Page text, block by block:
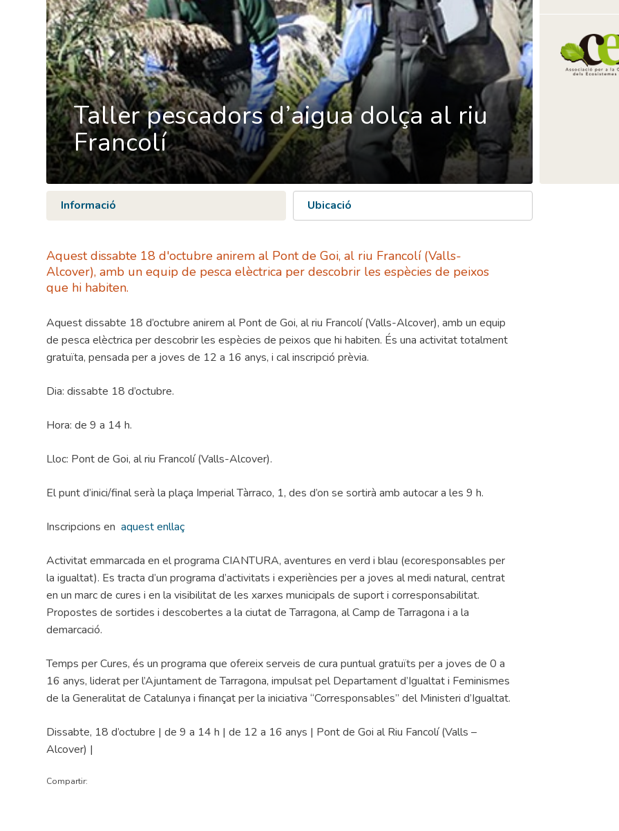
Taller pescadors d’aigua dolça al riu
Francolí
Informació Ubicació
Aquest dissabte 18 d'octubre anirem al Pont de Goi, al riu Francolí (Valls-
Alcover), amb un equip de pesca elèctrica per descobrir les espècies de peixos
que hi habiten.
Aquest dissabte 18 d’octubre anirem al Pont de Goi, al riu Francolí (Valls-Alcover), amb un equip
de pesca elèctrica per descobrir les espècies de peixos que hi habiten. És una activitat totalment
gratuïta, pensada per a joves de 12 a 16 anys, i cal inscripció prèvia.
Dia: dissabte 18 d’octubre.
Hora: de 9 a 14 h.
Lloc: Pont de Goi, al riu Francolí (Valls-Alcover).
El punt d’inici/final serà la plaça Imperial Tàrraco, 1, des d’on se sortirà amb autocar a les 9 h.
Inscripcions en aquest enllaç
Activitat emmarcada en el programa CIANTURA, aventures en verd i blau (ecoresponsables per
la igualtat). Es tracta d’un programa d’activitats i experiències per a joves al medi natural, centrat
en un marc de cures i en la visibilitat de les xarxes municipals de suport i corresponsabilitat.
Propostes de sortides i descobertes a la ciutat de Tarragona, al Camp de Tarragona i a la
demarcació.
Temps per Cures, és un programa que ofereix serveis de cura puntual gratuïts per a joves de 0 a
16 anys, liderat per l’Ajuntament de Tarragona, impulsat pel Departament d’Igualtat i Feminismes
de la Generalitat de Catalunya i finançat per la iniciativa “Corresponsables” del Ministeri d’Igualtat.
Dissabte, 18 d’octubre | de 9 a 14 h | de 12 a 16 anys | Pont de Goi al Riu Fancolí (Valls –
Alcover) |
Compartir: